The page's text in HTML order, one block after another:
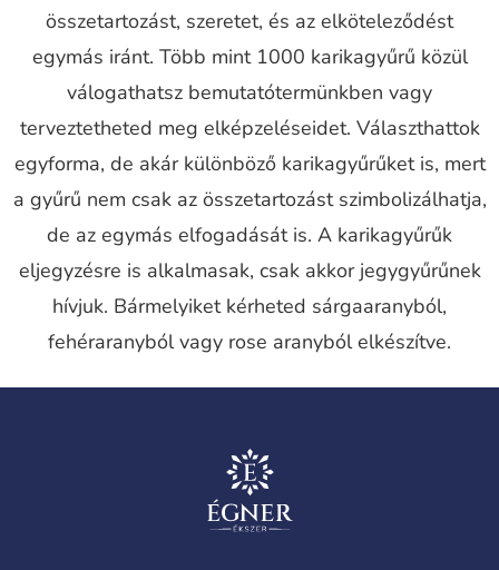
összetartozást, szeretet, és az elköteleződést
egymás iránt. Több mint 1000 karikagyűrű közül
válogathatsz bemutatótermünkben vagy
terveztetheted meg elképzeléseidet. Választhattok
egyforma, de akár különböző karikagyűrűket is, mert
a gyűrű nem csak az összetartozást szimbolizálhatja,
de az egymás elfogadását is. A karikagyűrűk
eljegyzésre is alkalmasak, csak akkor jegygyűrűnek
hívjuk. Bármelyiket kérheted sárgaaranyból,
fehéraranyból vagy rose aranyból elkészítve.